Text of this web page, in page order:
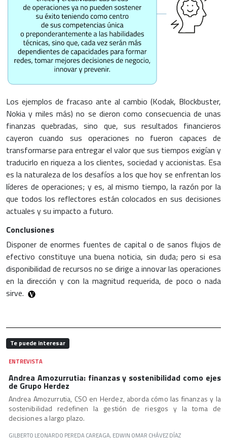
Los ejemplos de fracaso ante al cambio (Kodak, Blockbuster,
Nokia y miles más) no se dieron como consecuencia de unas
finanzas quebradas, sino que, sus resultados financieros
cayeron cuando sus operaciones no fueron capaces de
transformarse para entregar el valor que sus tiempos exigían y
traducirlo en riqueza a los clientes, sociedad y accionistas. Esa
es la naturaleza de los desafíos a los que hoy se enfrentan los
líderes de operaciones; y es, al mismo tiempo, la razón por la
que todos los reflectores están colocados en sus decisiones
actuales y su impacto a futuro.
Conclusiones
Disponer de enormes fuentes de capital o de sanos flujos de
efectivo constituye una buena noticia, sin duda; pero si esa
disponibilidad de recursos no se dirige a innovar las operaciones
en la dirección y con la magnitud requerida, de poco o nada
sirve.
Te puede interesar
ENTREVISTA
Andrea Amozurrutia: finanzas y sostenibilidad como ejes
de Grupo Herdez
Andrea Amozurrutia, CSO en Herdez, aborda cómo las finanzas y la
sostenibilidad redefinen la gestión de riesgos y la toma de
decisiones a largo plazo.
GILBERTO LEONARDO PEREDA CAREAGA, EDWIN OMAR CHÁVEZ DÍAZ